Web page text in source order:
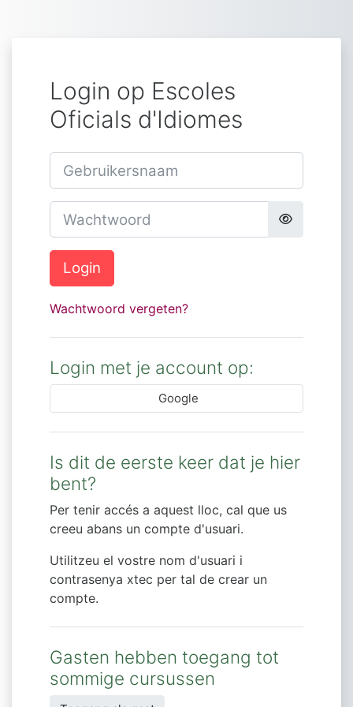
Login op Escoles
Oficials d'Idiomes
Gebruikersnaam
Wachtwoord
Login
Wachtwoord vergeten?
Login met je account op:
Google
Is dit de eerste keer dat je hier
bent?
Per tenir accés a aquest lloc, cal que us
creeu abans un compte d'usuari.
Utilitzeu el vostre nom d'usuari i
contrasenya xtec per tal de crear un
compte.
Gasten hebben toegang tot
sommige cursussen